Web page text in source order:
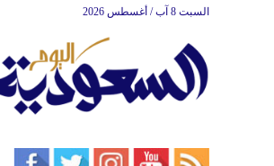
السبت 8 آب / أغسطس 2026